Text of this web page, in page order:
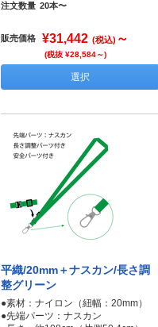
注文数量 20本〜
販売価格 ¥31,442 (税込) ～
(税抜 ¥28,584～)
選択
平織/20mm＋ナスカン/長さ調
整グリーン
●素材：ナイロン（紐幅：20mm）
●先端パーツ：ナスカン